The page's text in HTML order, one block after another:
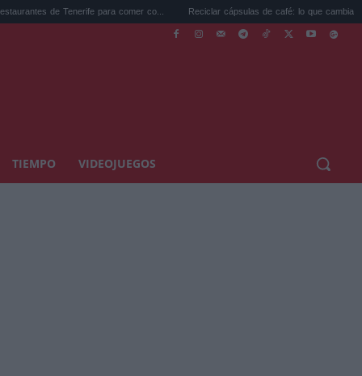
Tenerife para comer co... Reciclar cápsulas de café: lo que cambia el 12 de ...
TIEMPO VIDEOJUEGOS